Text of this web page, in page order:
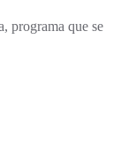
programa que se